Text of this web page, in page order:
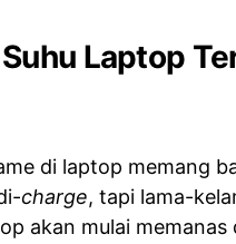
Laptop
di laptop memang
charge, tapi lama-
akan mulai memanas